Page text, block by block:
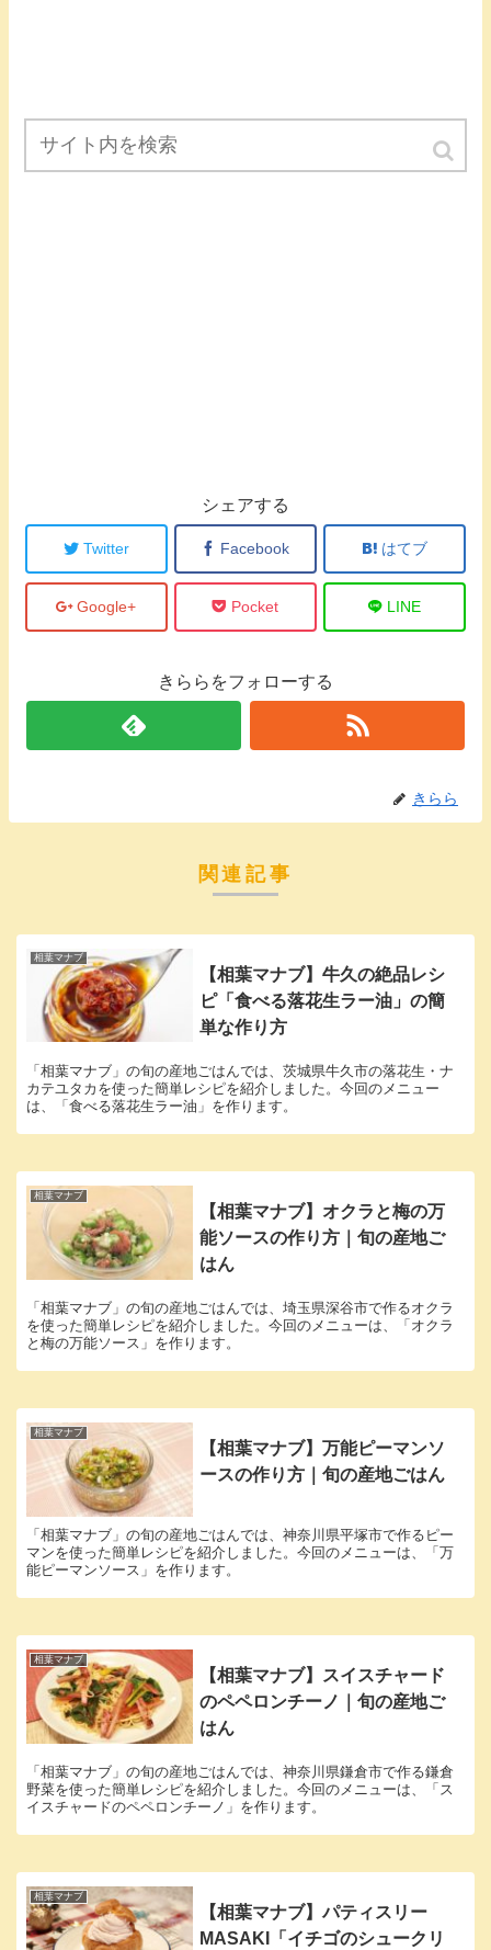
シェアする
Twitter Facebook はてブ
Google+ Pocket LINE
きららをフォローする
きらら
関連記事
相葉マナブ
【相葉マナブ】牛久の絶品レシ
ピ「食べる落花生ラー油」の簡
単な作り方
「相葉マナブ」の旬の産地ごはんでは、茨城県牛久市の落花生・ナ
カテユタカを使った簡単レシピを紹介しました。今回のメニュー
は、「食べる落花生ラー油」を作ります。
相葉マナブ
【相葉マナブ】オクラと梅の万
能ソースの作り方｜旬の産地ご
はん
「相葉マナブ」の旬の産地ごはんでは、埼玉県深谷市で作るオクラ
を使った簡単レシピを紹介しました。今回のメニューは、「オクラ
と梅の万能ソース」を作ります。
相葉マナブ
【相葉マナブ】万能ピーマンソ
ースの作り方｜旬の産地ごはん
「相葉マナブ」の旬の産地ごはんでは、神奈川県平塚市で作るピー
マンを使った簡単レシピを紹介しました。今回のメニューは、「万
能ピーマンソース」を作ります。
相葉マナブ
【相葉マナブ】スイスチャード
のペペロンチーノ｜旬の産地ご
はん
「相葉マナブ」の旬の産地ごはんでは、神奈川県鎌倉市で作る鎌倉
野菜を使った簡単レシピを紹介しました。今回のメニューは、「ス
イスチャードのペペロンチーノ」を作ります。
相葉マナブ
【相葉マナブ】パティスリー
MASAKI「イチゴのシュークリ